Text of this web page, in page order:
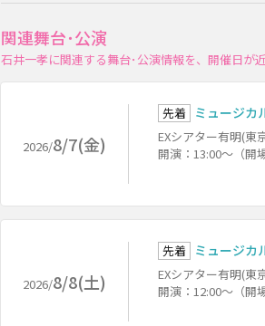
関連舞台･公演
石井一孝に関連する舞台･公演情報を、開催日が
2026/8/7(金)
先着 ミュージカ
EXシアター有明(東
開演：13:00～（開
2026/8/8(土)
先着 ミュージカ
EXシアター有明(東
開演：12:00～（開